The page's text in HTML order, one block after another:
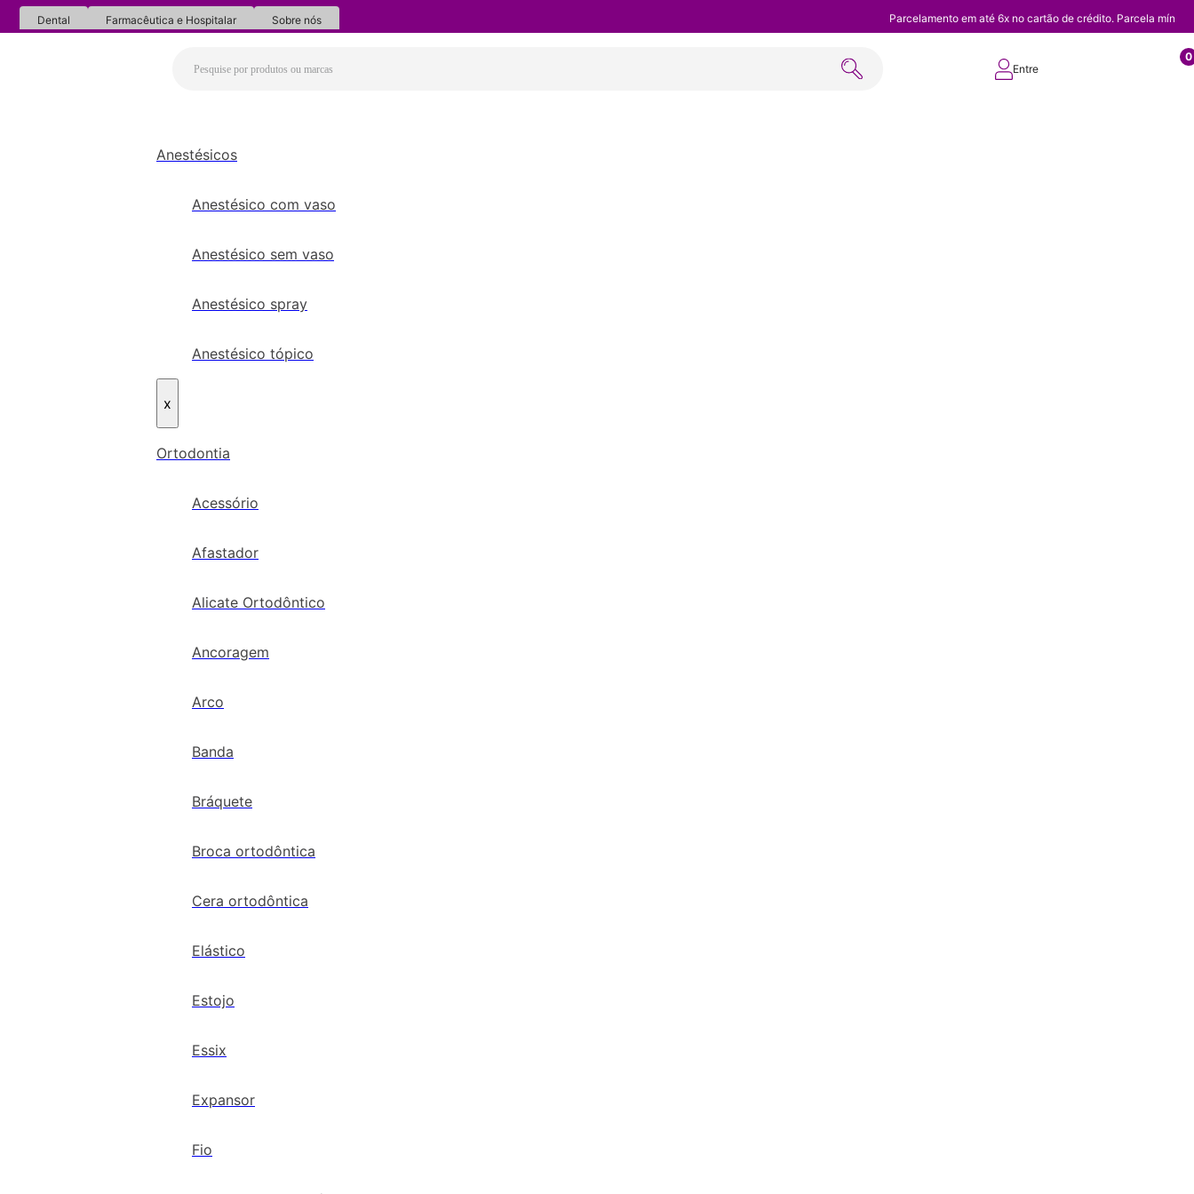
Dental Farmacêutica e Hospitalar Sobre nós Parcelamento em até 6x no cartão de crédito. Parcela
Entre
0
Anestésicos
Anestésico com vaso
Anestésico sem vaso
Anestésico spray
Anestésico tópico
x
Ortodontia
Acessório
Afastador
Alicate Ortodôntico
Ancoragem
Arco
Banda
Bráquete
Broca ortodôntica
Cera ortodôntica
Elástico
Estojo
Essix
Expansor
Fio